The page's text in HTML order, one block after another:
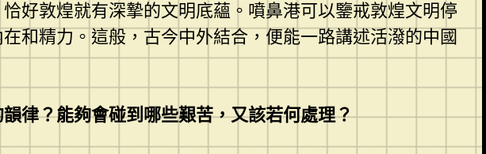
好敦煌就有深摯的文明底蘊。噴鼻港可以鑒戒敦煌文明停
和精力。這般，古今中外結合，便能一路講述活潑的中國
律？能夠會碰到哪些艱苦，又該若何處理？